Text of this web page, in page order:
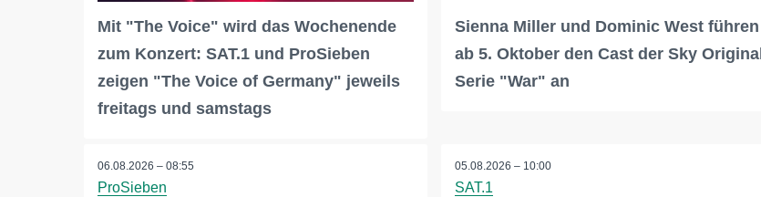
Mit "The Voice" wird das Wochenende
zum Konzert: SAT.1 und ProSieben
zeigen "The Voice of Germany" jeweils
freitags und samstags
Sienna Miller und Dominic West führen
ab 5. Oktober den Cast der Sky Original
Serie "War" an
06.08.2026 – 08:55
ProSieben
05.08.2026 – 10:00
SAT.1